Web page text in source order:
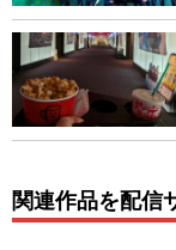
関連作品を配信